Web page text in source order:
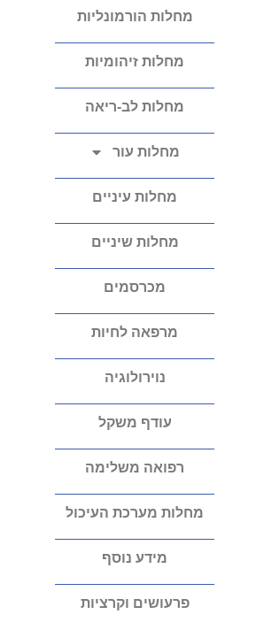
מחלות הורמונליות
מחלות זיהומיות
מחלות לב-ריאה
מחלות עור
מחלות עיניים
מחלות שיניים
מכרסמים
מרפאה לחיות
נוירולוגיה
עודף משקל
רפואה משלימה
מחלות מערכת העיכול
מידע נוסף
פרעושים וקרציות